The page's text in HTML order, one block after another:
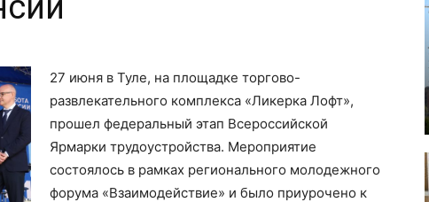
27 июня в Туле, на площадке торгово-
развлекательного комплекса «Ликерка Лофт»,
прошел федеральный этап Всероссийской
Ярмарки трудоустройства. Мероприятие
состоялось в рамках регионального молодежного
форума «Взаимодействие» и было приурочено к